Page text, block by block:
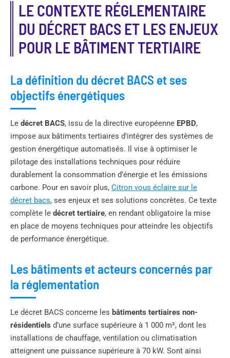
LE CONTEXTE RÉGLEMENTAIRE
DU DÉCRET BACS ET LES ENJEUX
POUR LE BÂTIMENT TERTIAIRE
La définition du décret BACS et ses
objectifs énergétiques
Le décret BACS, issu de la directive européenne EPBD,
impose aux bâtiments tertiaires d’intégrer des systèmes de
gestion énergétique automatisés. Il vise à optimiser le
pilotage des installations techniques pour réduire
durablement la consommation d’énergie et les émissions
carbone. Pour en savoir plus, Citron vous éclaire sur le
décret bacs, ses enjeux et ses solutions concrètes. Ce texte
complète le décret tertiaire, en rendant obligatoire la mise
en place de moyens techniques pour atteindre les objectifs
de performance énergétique.
Les bâtiments et acteurs concernés par
la réglementation
Le décret BACS concerne les bâtiments tertiaires non-
résidentiels d’une surface supérieure à 1 000 m², dont les
installations de chauffage, ventilation ou climatisation
atteignent une puissance supérieure à 70 kW. Sont ainsi